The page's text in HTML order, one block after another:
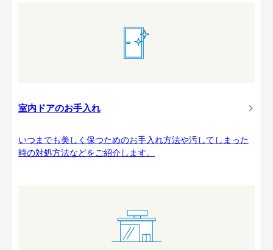
室内ドアのお手入れ
いつまでも美しく保つためのお手入れ方法や汚してしまった
時の対処方法などをご紹介します。